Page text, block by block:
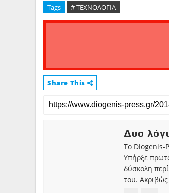
Tags # ΤΕΧΝΟΛΟΓΙΑ
Share This
Δυο
Το Diogenis-
Υπήρξε
δύσκολη
του.